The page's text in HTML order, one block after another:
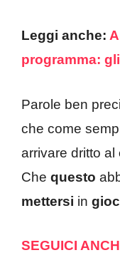
Leggi anche:
programma:
Parole ben
che come
arrivare dritto al
Che questo
mettersi in
SEGUICI